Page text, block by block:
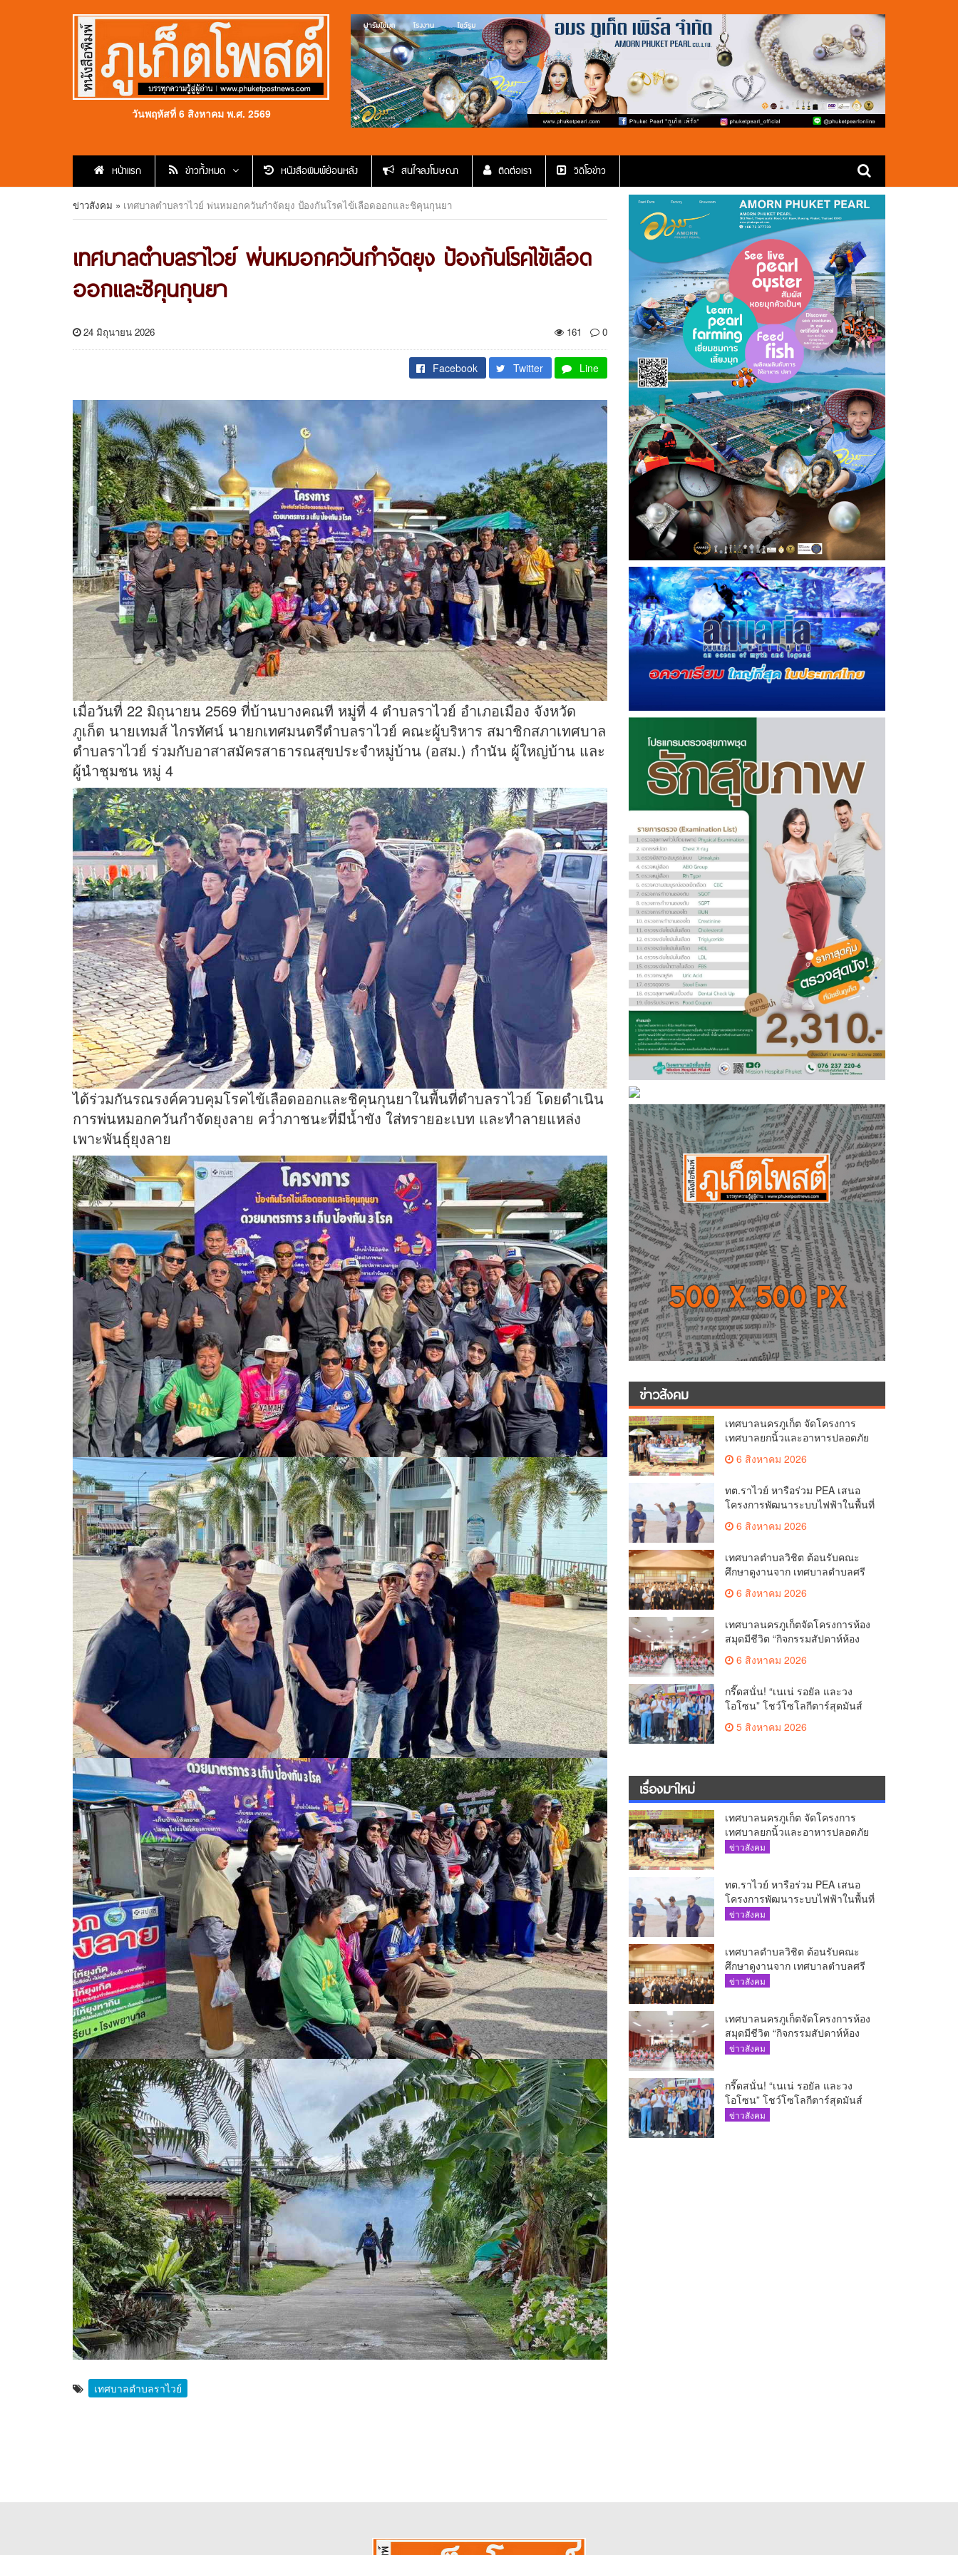
วันพฤหัสที่ 6 สิงหาคม พ.ศ. 2569
หน้าแรก ข่าวทั้งหมด หนังสือพิมพ์ย้อนหลัง สนใจลงโฆษณา ติดต่อเรา วีดีโอข่าว
ข่าวสังคม » เทศบาลตำบลราไวย์ พ่นหมอกควันกำจัดยุง ป้องกันโรคไข้เลือดออกและชิคุนกุนยา
เทศบาลตำบลราไวย์ พ่นหมอกควันกำจัดยุง ป้องกันโรคไข้เลือด
ออกและชิคุนกุนยา
24 มิถุนายน 2026 161 0
Facebook Twitter Line
เมื่อวันที่ 22 มิถุนายน 2569 ที่บ้านบางคณที หมู่ที่ 4 ตำบลราไวย์ อำเภอเมือง จังหวัด
ภูเก็ต นายเทมส์ ไกรทัศน์ นายกเทศมนตรีตำบลราไวย์ คณะผู้บริหาร สมาชิกสภาเทศบาล
ตำบลราไวย์ ร่วมกับอาสาสมัครสาธารณสุขประจำหมู่บ้าน (อสม.) กำนัน ผู้ใหญ่บ้าน และ
ผู้นำชุมชน หมู่ 4
ได้ร่วมกันรณรงค์ควบคุมโรคไข้เลือดออกและชิคุนกุนยาในพื้นที่ตำบลราไวย์ โดยดำเนิน
การพ่นหมอกควันกำจัดยุงลาย คว่ำภาชนะที่มีน้ำขัง ใส่ทรายอะเบท และทำลายแหล่ง
เพาะพันธุ์ยุงลาย
เทศบาลตำบลราไวย์
ข่าวสังคม
เทศบาลนครภูเก็ต จัดโครงการ
เทศบาลยกนิ้วและอาหารปลอดภัย
เพื่อสุขอนามัยผู้บริโภค
6 สิงหาคม 2026
ทต.ราไวย์ หารือร่วม PEA เสนอ
โครงการพัฒนาระบบไฟฟ้าในพื้นที่
เกาะโหลน
6 สิงหาคม 2026
เทศบาลตำบลวิชิต ต้อนรับคณะ
ศึกษาดูงานจาก เทศบาลตำบลศรี
สุนทร
6 สิงหาคม 2026
เทศบาลนครภูเก็ตจัดโครงการห้อง
สมุดมีชีวิต “กิจกรรมสัปดาห์ห้อง
สมุด”6 สิงหาคม 2026
กรี๊ดสนั่น! “เนเน่ รอยัล และวง
โอโซน” โชว์โซโลกีตาร์สุดมันส์
นักเรียนสตรีภูเก็ตนั่งไม่ติด ทั้งเต้น-
ร้อง5 สิงหาคม 2026
เรื่องมาใหม่
เทศบาลนครภูเก็ต จัดโครงการ
เทศบาลยกนิ้วและอาหารปลอดภัย
เพื่อสุขอนามัยผู้บริโภค
ข่าวสังคม
ทต.ราไวย์ หารือร่วม PEA เสนอ
โครงการพัฒนาระบบไฟฟ้าในพื้นที่
เกาะโหลน
ข่าวสังคม
เทศบาลตำบลวิชิต ต้อนรับคณะ
ศึกษาดูงานจาก เทศบาลตำบลศรี
สุนทร
ข่าวสังคม
เทศบาลนครภูเก็ตจัดโครงการห้อง
สมุดมีชีวิต “กิจกรรมสัปดาห์ห้อง
สมุด”
ข่าวสังคม
กรี๊ดสนั่น! “เนเน่ รอยัล และวง
โอโซน” โชว์โซโลกีตาร์สุดมันส์
นักเรียนสตรีภูเก็ตนั่งไม่ติด ทั้งเต้น-
ข่าวสังคม